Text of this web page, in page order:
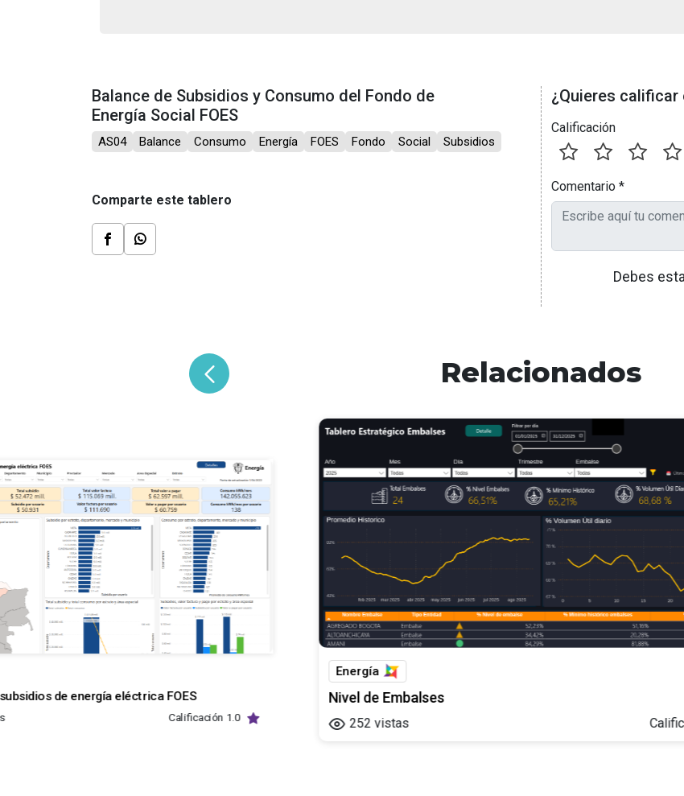
Balance de Subsidios y Consumo del Fondo de
Energía Social FOES
AS04 Balance Consumo Energía FOES Fondo Social Subsidios
Comparte este tablero
¿Quieres
Calificación
Comentario *
Debes
Relacionados
de energía eléctrica FOES
Calificación 1.0
Energía
Nivel de Embalses
252 vistas